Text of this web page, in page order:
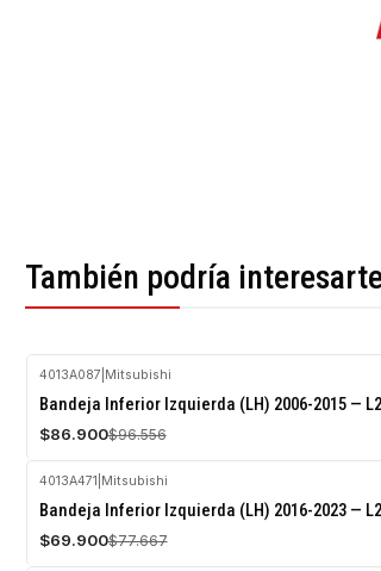
También podría
-10%
OFF
Agotado
4013A087 Mitsubishi
Bandeja Inferior Izquierda (LH) 2006-2015 —
$86.900$96.556
-10%
OFF
Agotado
4013A471 Mitsubishi
Bandeja Inferior Izquierda (LH) 2016-2023 —
$69.900$77.667